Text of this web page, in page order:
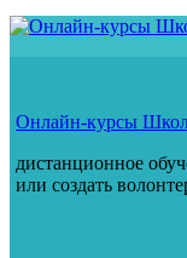
Онлайн-курсы
дистанционное
или создать